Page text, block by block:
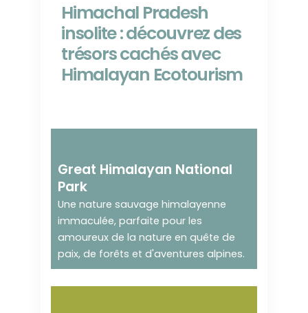
Himachal Pradesh
insolite : découvrez des
trésors cachés avec
Himalayan Ecotourism
meilleur !
Great Himalayan National
Park
Une nature sauvage himalayenne
immaculée, parfaite pour les
amoureux de la nature en quête de
paix, de forêts et d'aventures alpines.